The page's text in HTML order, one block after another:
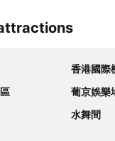
香港國際
葡京娛樂
水舞間